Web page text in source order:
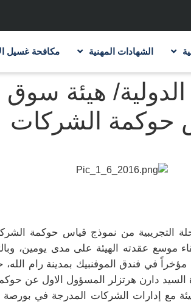
الشهادات المهنية مكافحة غسيل
الدولية/ هيئة
حوكمة الشركات
التجريبية من نموذج قياس حوكمة
عقدته الهيئة على مدى يومين،
مؤخراً في فندق الموفنبيك بمدينة رام
السيد دارن هرتزلر المسؤول الاول عن
مع إدارات الشركات المدرجة في